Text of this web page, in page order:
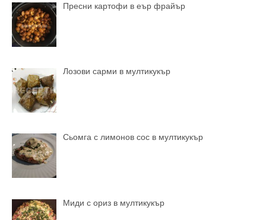
Пресни картофи в еър фрайър
Лозови сарми в мултикукър
Сьомга с лимонов сос в мултикукър
Миди с ориз в мултикукър